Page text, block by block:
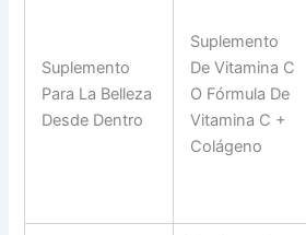
Suplemento
Para La Belleza
Desde Dentro
Suplemento
De Vitamina C
O Fórmula De
Vitamina C +
Colágeno